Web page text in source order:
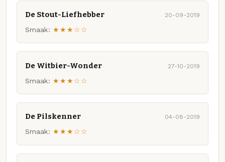
De Stout-Liefhebber 20-09-2019
Smaak: ★★★☆☆
De Witbier-Wonder 27-10-2019
Smaak: ★★★☆☆
De Pilskenner 04-08-2019
Smaak: ★★★☆☆